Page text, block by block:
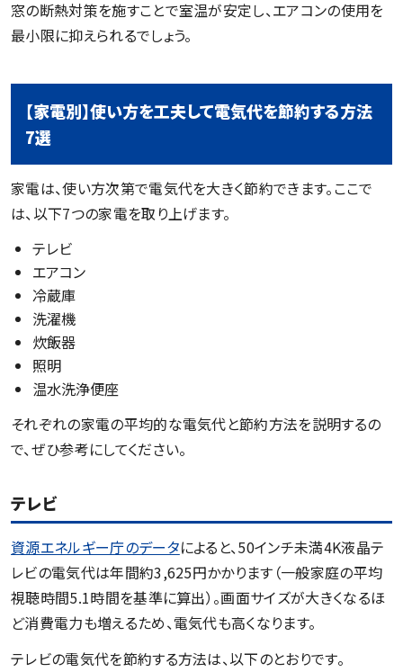
窓の断熱対策を施すことで室温が安定し、エアコンの使用を
最小限に抑えられるでしょう。
【家電別】使い方を工夫して電気代を節約する方法
7選
家電は、使い方次第で電気代を大きく節約できます。ここで
は、以下7つの家電を取り上げます。
テレビ
エアコン
冷蔵庫
洗濯機
炊飯器
照明
温水洗浄便座
それぞれの家電の平均的な電気代と節約方法を説明するの
で、ぜひ参考にしてください。
テレビ
資源エネルギー庁のデータによると、50インチ未満4K液晶テ
レビの電気代は年間約3,625円かかります（一般家庭の平均
視聴時間5.1時間を基準に算出）。画面サイズが大きくなるほ
ど消費電力も増えるため、電気代も高くなります。
テレビの電気代を節約する方法は、以下のとおりです。